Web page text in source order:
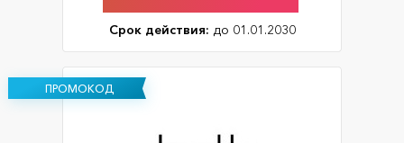
Срок действия: до 01.01.2030
ПРОМОКОД